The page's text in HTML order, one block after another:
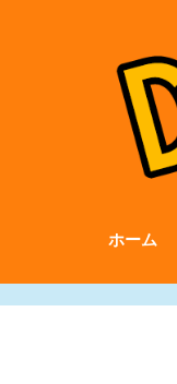
ホーム